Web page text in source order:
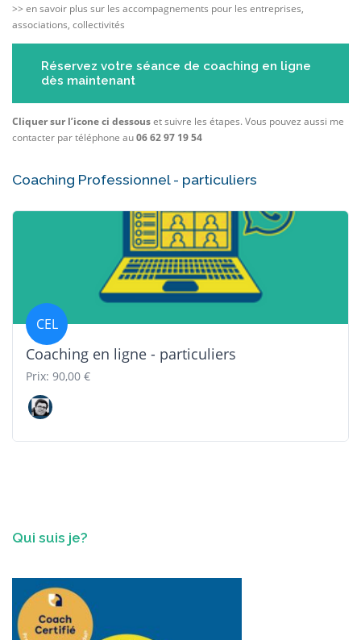
>> en savoir plus sur les accompagnements pour les entreprises,
associations, collectivités
Réservez votre séance de coaching en ligne
dès maintenant
Cliquer sur l’icone ci dessouset suivre les étapes. Vous pouvez aussi me
contacter par téléphone au06 62 97 19 54
Coaching Professionnel - particuliers
CEL
Coaching en ligne - particuliers
Prix: 90,00 €
Qui suis je?